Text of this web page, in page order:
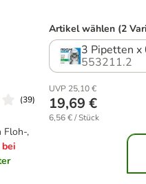
(39)
Floh-,
Artikel wählen (2
3 Pipetten x
553211.2
UVP 25,10 €
19,69 €
6,56 € / Stück